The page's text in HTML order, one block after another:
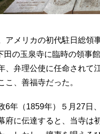
メリカの初代駐日総領
の玉泉寺に臨時の領事
、弁理公使に任命されて
、善福寺だった。
年（1859年）５月27日
府に伝達すると、当寺は